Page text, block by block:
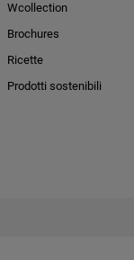
Wcollection
Brochures
Ricette
Prodotti sostenibili